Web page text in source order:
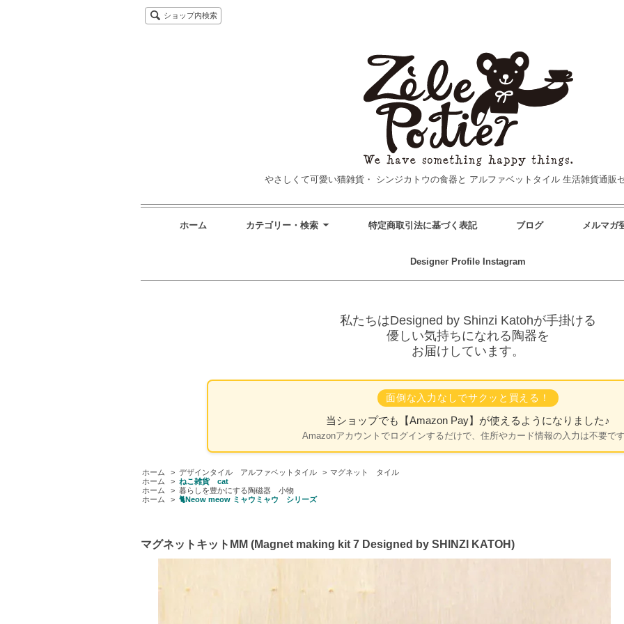
ショップ内検索
やさしくて可愛い猫雑貨・ シンジカトウの食器と アルファベットタイル 生活雑貨通販
ホーム カテゴリー・検索 特定商取引法に基づく表記 ブログ メルマガ
Designer Profile Instagram
私たちはDesigned by Shinzi Katohが手掛ける
優しい気持ちになれる陶器を
お届けしています。
面倒な入力なしでサクッと買える！
当ショップでも 【Amazon Pay】 が使えるようになりました♪
Amazonアカウントでログインするだけで、住所やカード情報の入力は不要で
ホーム > デザインタイル アルファベットタイル > マグネット タイル
ホーム
> ねこ雑貨 cat
ホーム
> 暮らしを豊かにする陶磁器 小物
ホーム
> 🐈Neow meow ミャウミャウ シリーズ
マグネットキットMM (Magnet making kit 7 Designed by SHINZI KATOH)